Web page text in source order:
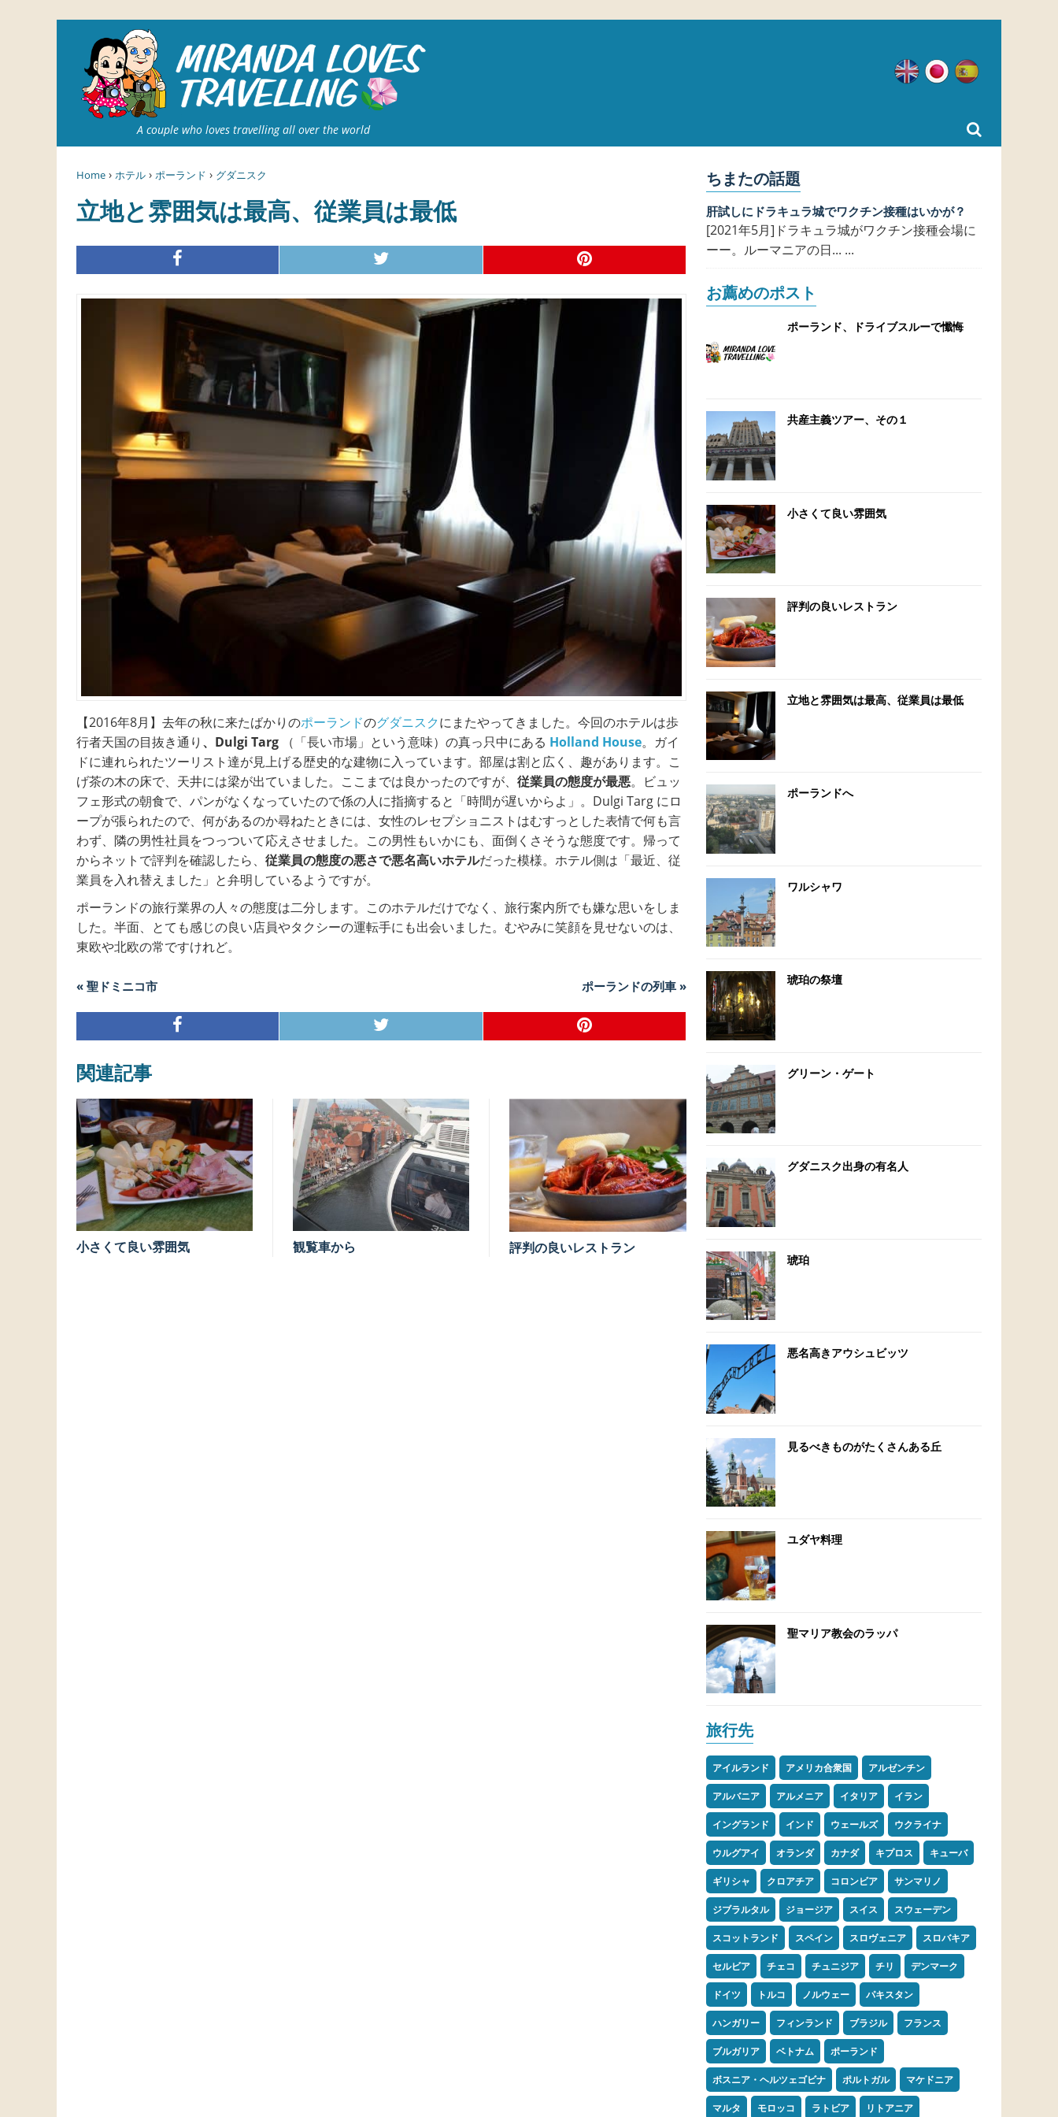
A couple who loves travelling all over the world
英語 日本語
Home › ホテル › ポーランド › グダニスク
立地と雰囲気は最高、従業員は最低
【2016年8月】去年の秋に来たばかりのポーランドのグダニスクにまたやってきました。今回のホテルは歩
行者天国の目抜き通り 、Dulgi Targ （「長い市場」という意味）の真っ只中にある Holland House。ガイ
ドに連れられたツーリスト達が見上げる歴史的な建物に入っています。部屋は割と広く、趣があります。こ
げ茶の木の床で、天井には梁が出ていました。ここまでは良かったのですが、 従業員の態度が最悪。ビュッ
フェ形式の朝食で、パンがなくなっていたので係の人に指摘すると「時間が遅いからよ」。Dulgi Targ にロ
ープが張られたので、何があるのか尋ねたときには、女性のレセプショニストはむすっとした表情で何も言
わず、隣の男性社員をつっついて応えさせました。この男性もいかにも、面倒くさそうな態度です。帰って
からネットで評判を確認したら、 従業員の態度の悪さで悪名高いホテルだった模様。ホテル側は「最近、従
業員を入れ替えました」と弁明しているようですが。
ポーランドの旅行業界の人々の態度は二分します。このホテルだけでなく、旅行案内所でも嫌な思いをしま
した。半面、とても感じの良い店員やタクシーの運転手にも出会いました。むやみに笑顔を見せないのは、
東欧や北欧の常ですけれど。
« 聖ドミニコ市 ポーランドの列車 »
関連記事
小さくて良い雰囲気 観覧車から 評判の良いレストラン
ちまたの話題
肝試しにドラキュラ城でワクチン接種はいかが？
[2021年5月]ドラキュラ城がワクチン接種会場に
ーー。ルーマニアの日... ...
お薦めのポスト
ポーランド、ドライブスルーで懺悔
共産主義ツアー、その１
小さくて良い雰囲気
評判の良いレストラン
立地と雰囲気は最高、従業員は最低
ポーランドへ
ワルシャワ
琥珀の祭壇
グリーン・ゲート
グダニスク出身の有名人
琥珀
悪名高きアウシュビッツ
見るべきものがたくさんある丘
ユダヤ料理
聖マリア教会のラッパ
旅行先
アイルランド アメリカ合衆国 アルゼンチン
アルバニア アルメニア イタリア イラン
イングランド インド ウェールズ ウクライナ
ウルグアイ オランダ カナダ キプロス キューバ
ギリシャ クロアチア コロンビア サンマリノ
ジブラルタル ジョージア スイス スウェーデン
スコットランド スペイン スロヴェニア スロバキア
セルビア チェコ チュニジア チリ デンマーク
ドイツ トルコ ノルウェー パキスタン
ハンガリー フィンランド ブラジル フランス
ブルガリア ベトナム ポーランド
ボスニア・ヘルツェゴビナ ポルトガル マケドニア
マルタ モロッコ ラトビア リトアニア